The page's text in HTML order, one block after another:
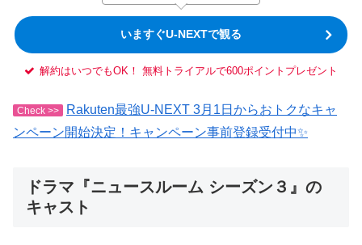
いますぐU-NEXTで観る
解約はいつでもOK！ 無料トライアルで600ポイントプレゼント
Check >>
Rakuten最強U-NEXT 3月1日からおトクなキャ
ンペーン開始決定！キャンペーン事前登録受付中✨
ドラマ『ニュースルーム シーズン３』の
キャスト